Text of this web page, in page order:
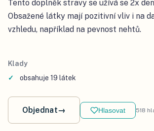
Tento doplněk stravy se užívá se 2x
Obsažené látky mají pozitivní vliv i na
vzhledu, například na pevnost nehtů.
Klady
obsahuje 19 látek
Objednat→ Hlasovat 518